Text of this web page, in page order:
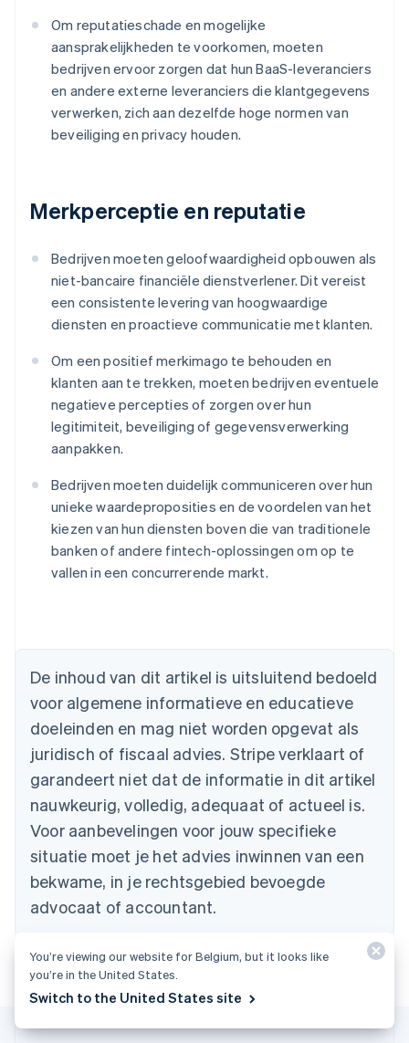
Om reputatieschade en mogelijke
aansprakelijkheden te voorkomen, moeten
bedrijven ervoor zorgen dat hun BaaS-leveranciers
en andere externe leveranciers die klantgegevens
verwerken, zich aan dezelfde hoge normen van
beveiliging en privacy houden.
Merkperceptie en reputatie
Bedrijven moeten geloofwaardigheid opbouwen als
niet-bancaire financiële dienstverlener. Dit vereist
een consistente levering van hoogwaardige
diensten en proactieve communicatie met klanten.
Om een positief merkimago te behouden en
klanten aan te trekken, moeten bedrijven eventuele
negatieve percepties of zorgen over hun
legitimiteit, beveiliging of gegevensverwerking
aanpakken.
Bedrijven moeten duidelijk communiceren over hun
unieke waardeproposities en de voordelen van het
kiezen van hun diensten boven die van traditionele
banken of andere fintech-oplossingen om op te
vallen in een concurrerende markt.
De inhoud van dit artikel is uitsluitend bedoeld
voor algemene informatieve en educatieve
doeleinden en mag niet worden opgevat als
juridisch of fiscaal advies. Stripe verklaart of
garandeert niet dat de informatie in dit artikel
nauwkeurig, volledig, adequaat of actueel is.
Voor aanbevelingen voor jouw specifieke
situatie moet je het advies inwinnen van een
bekwame, in je rechtsgebied bevoegde
advocaat of accountant.
Português English
Bulgarije
English
Canada
EnglishFrançais
English
Denemarken
Duitsland
DeutschEnglish
Estland
Finland
Frankrijk
Français English
English
Griekenland
You’re viewing our website for Belgium, but it looks like
you’re in the United States.
Switch to the United States site